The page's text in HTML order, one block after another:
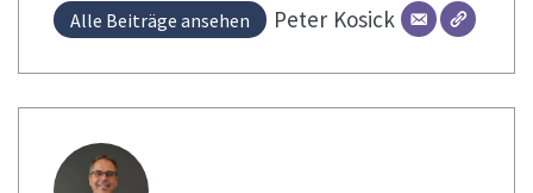
Alle Beiträge ansehen Peter Kosick